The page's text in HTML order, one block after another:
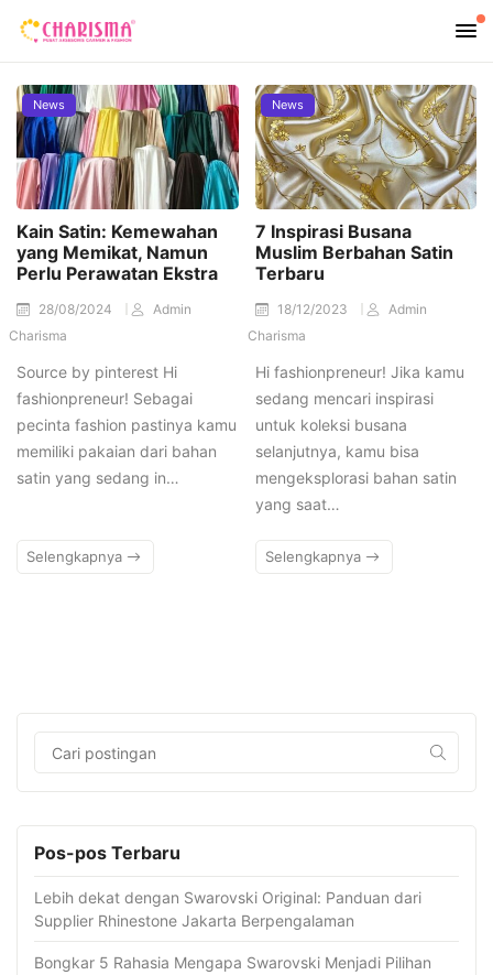
News
Kain Satin: Kemewahan
yang Memikat, Namun
Perlu Perawatan Ekstra
28/08/2024
Admin
Charisma
Source by pinterest Hi
fashionpreneur! Sebagai
pecinta fashion pastinya kamu
memiliki pakaian dari bahan
satin yang sedang in…
Selengkapnya
News
7 Inspirasi Busana
Muslim Berbahan Satin
Terbaru
18/12/2023
Admin
Charisma
Hi fashionpreneur! Jika kamu
sedang mencari inspirasi
untuk koleksi busana
selanjutnya, kamu bisa
mengeksplorasi bahan satin
yang saat…
Selengkapnya
Pos-pos Terbaru
Lebih dekat dengan Swarovski Original: Panduan dari
Supplier Rhinestone Jakarta Berpengalaman
Bongkar 5 Rahasia Mengapa Swarovski Menjadi Pilihan